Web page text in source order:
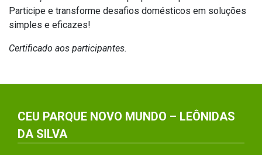
Participe e transforme desafios domésticos em soluções
simples e eficazes!
Certificado aos participantes.
CEU PARQUE NOVO MUNDO – LEÔNIDAS
DA SILVA